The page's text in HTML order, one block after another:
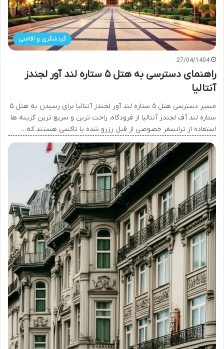
گردشگری و اقامتی
27/04/1404
راهنمای دسترسی به هتل ۵ ستاره لند آور لجندز
آنتالیا
مسیر دسترسی هتل ۵ ستاره لند آور لجندز آنتالیا برای رسیدن به هتل ۵
ستاره لند آف لجندز آنتالیا از فرودگاه، راحت ترین و سریع ترین گزینه ها
استفاده از ترانسفر خصوصی از قبل رزرو شده یا تاکسی هستند که…